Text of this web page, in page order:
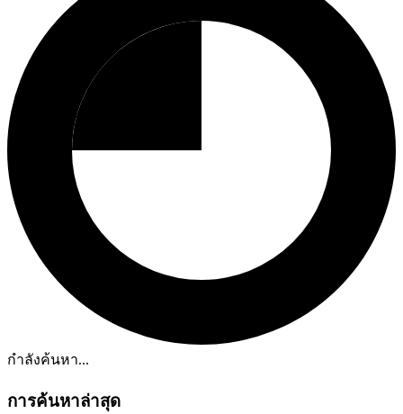
กำลังค้นหา...
การค้นหาล่าสุด